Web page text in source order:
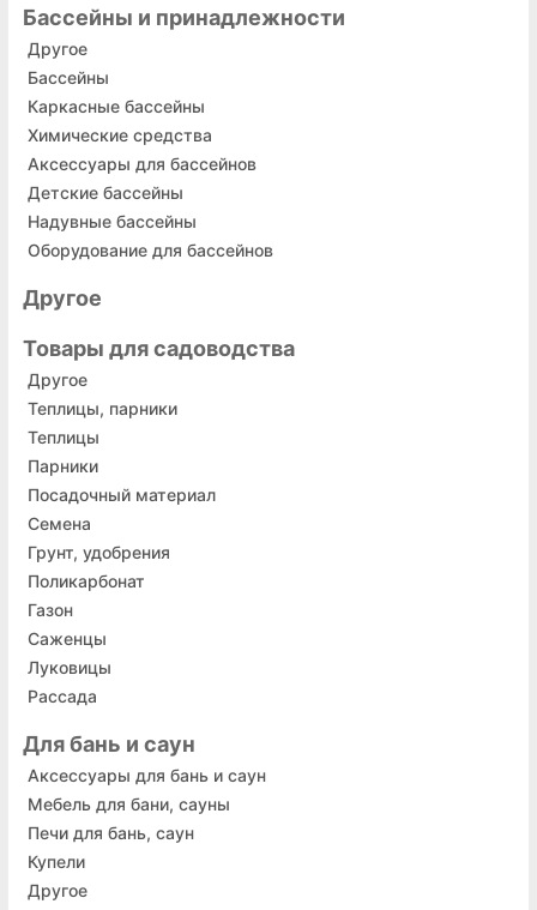
Бассейны и принадлежности
Другое
Бассейны
Каркасные бассейны
Химические средства
Аксессуары для бассейнов
Детские бассейны
Надувные бассейны
Оборудование для бассейнов
Другое
Товары для садоводства
Другое
Теплицы, парники
Теплицы
Парники
Посадочный материал
Семена
Грунт, удобрения
Поликарбонат
Газон
Саженцы
Луковицы
Рассада
Для бань и саун
Аксессуары для бань и саун
Мебель для бани, сауны
Печи для бань, саун
Купели
Другое